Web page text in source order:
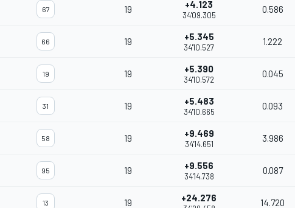
67 19 +4.123
34'09.305
0.586
66 19 +5.345
34'10.527
1.222
19 19 +5.390
34'10.572
0.045
31 19 +5.483
34'10.665
0.093
58 19 +9.469
34'14.651
3.986
95 19 +9.556
34'14.738
0.087
13 19 +24.276 14.720